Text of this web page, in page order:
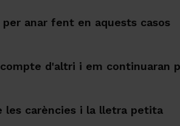
anar fent en aquests casos
d'altri i em continuaran
les carències i la lletra petita